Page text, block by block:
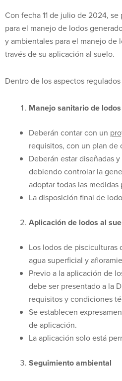
Con fecha 11 de julio de 2024,
para el manejo de lodos
y ambientales para el manejo
través de su aplicación al suelo.
Dentro de los aspectos
Manejo sanitario de
Deberán contar con un
requisitos, con un plan
Deberán estar diseñadas
debiendo controlar la
adoptar todas las
La disposición final de
Aplicación de lodos al
Los lodos de pisciculturas
agua superficial y
Previo a la aplicación de
debe ser presentado a la
requisitos y condiciones
Se establecen
de aplicación.
La aplicación solo está
Seguimiento ambiental